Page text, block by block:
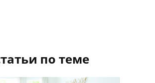
по теме